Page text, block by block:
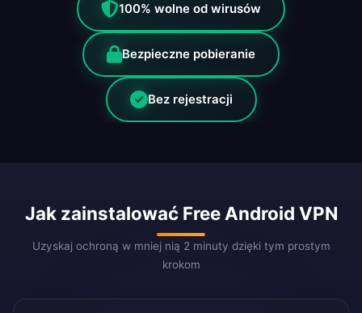
100% wolne od wirusów
Bezpieczne pobieranie
Bez rejestracji
Jak zainstalować Free Android VPN
Uzyskaj ochroną w mniej nią 2 minuty dzięki tym prostym
krokom